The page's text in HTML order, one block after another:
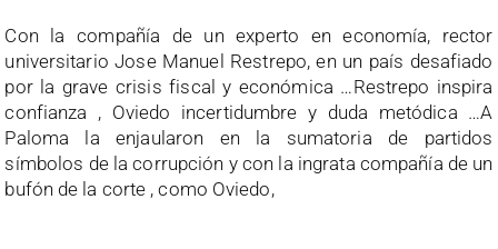
Con la compañía de un experto en economía, rector
universitario Jose Manuel Restrepo, en un país desafiado
por la grave crisis fiscal y económica …Restrepo inspira
confianza , Oviedo incertidumbre y duda metódica …A
Paloma la enjaularon en la sumatoria de partidos
símbolos de la corrupción y con la ingrata compañía de un
bufón de la corte , como Oviedo,